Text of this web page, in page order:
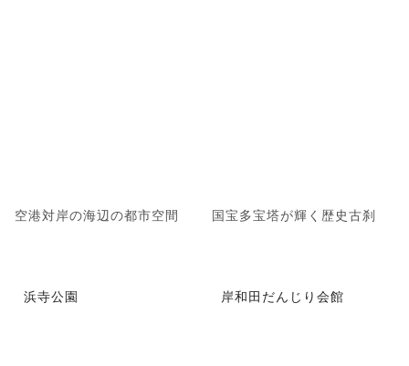
空港対岸の海辺の都市空間 国宝多宝塔が輝く歴史古刹
浜寺公園 岸和田だんじり会館